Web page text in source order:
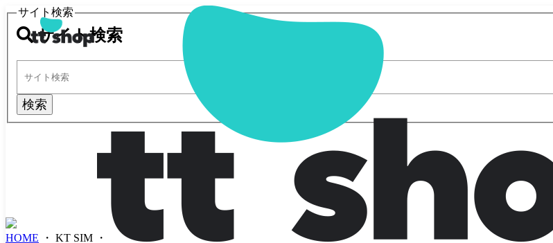
サイト検索
サイト検索
検索
HOME ・ KT SIM ・